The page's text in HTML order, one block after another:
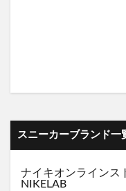
スニーカーブランド一
ナイキオンラインス
NIKELAB